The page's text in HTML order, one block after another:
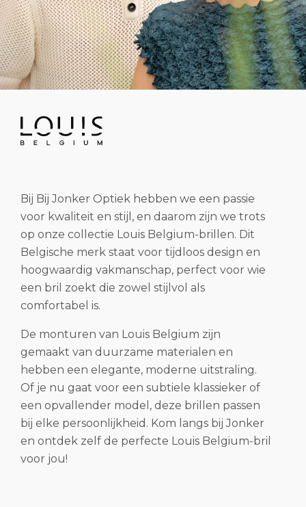
Bij Bij Jonker Optiek hebben we een passie
voor kwaliteit en stijl, en daarom zijn we trots
op onze collectie Louis Belgium-brillen. Dit
Belgische merk staat voor tijdloos design en
hoogwaardig vakmanschap, perfect voor wie
een bril zoekt die zowel stijlvol als
comfortabel is.
De monturen van Louis Belgium zijn
gemaakt van duurzame materialen en
hebben een elegante, moderne uitstraling.
Of je nu gaat voor een subtiele klassieker of
een opvallender model, deze brillen passen
bij elke persoonlijkheid. Kom langs bij Jonker
en ontdek zelf de perfecte Louis Belgium-bril
voor jou!